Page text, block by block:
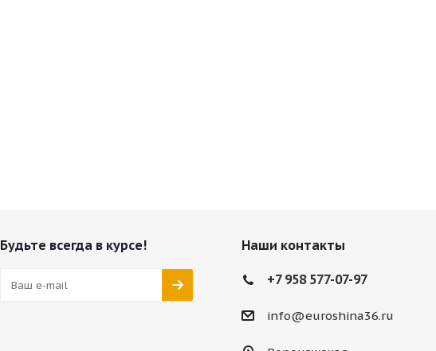
Будьте всегда в курсе! Наши контакты
+7 958 577-07-97
info@euroshina36.ru